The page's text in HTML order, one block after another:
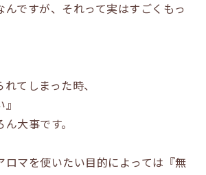
んですが、それって実はすごくもっ
てしまった時、
大事です。
ロマを使いたい目的によっては『無